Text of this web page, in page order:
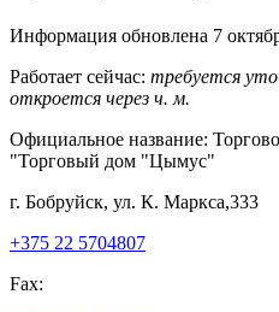
Информация обновлена 7
Работает сейчас: требуется
откроется через ч. м.
Официальное название:
"Торговый дом "Цымус"
г. Бобруйск, ул. К. Маркса,333
+375 22 5704807
Fax: